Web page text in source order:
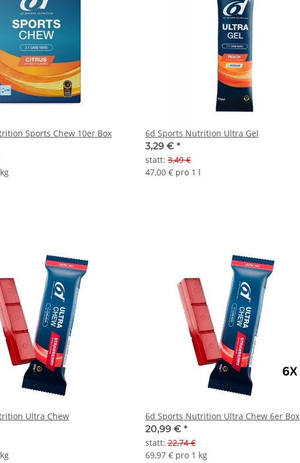
Sports Chew 10er Box
6d Sports Nutrition Ultra Gel
3,29 € *
statt: 3,49 €
47,00 € pro 1 l
Ultra Chew
6d Sports Nutrition Ultra Chew 6er Box
20,99 € *
statt: 22,74 €
69,97 € pro 1 kg